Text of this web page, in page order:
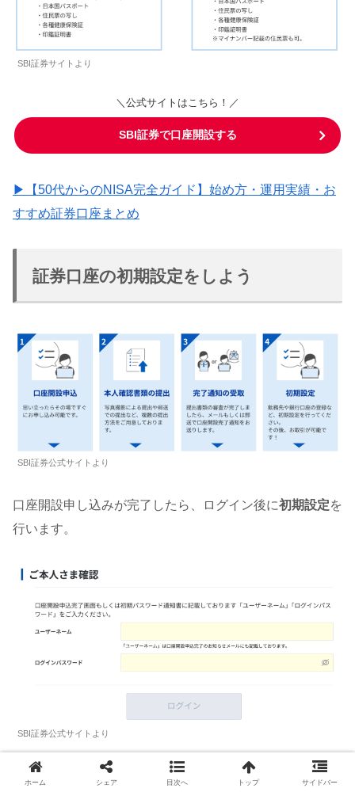
SBI証券サイトより
＼公式サイトはこちら！／
SBI証券で口座開設する
▶【50代からのNISA完全ガイド】始め方・運用実績・お
すすめ証券口座まとめ
証券口座の初期設定をしよう
SBI証券公式サイトより
口座開設申し込みが完了したら、ログイン後に初期設定を
行います。
SBI証券公式サイトより
ホーム シェア 目次へ トップ サイドバー